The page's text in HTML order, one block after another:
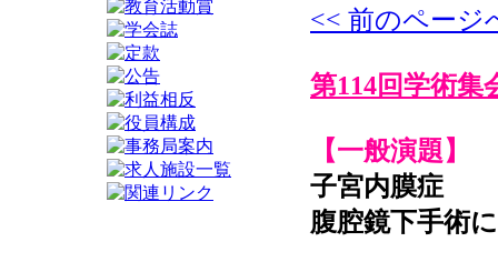
<< 前のページ
第114回学術集
【一般演題】
子宮内膜症
腹腔鏡下手術